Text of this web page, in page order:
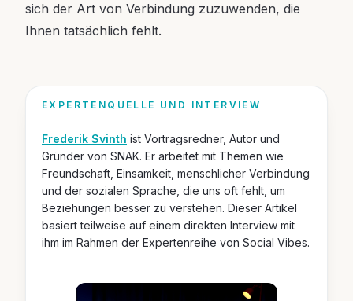
sich der Art von Verbindung zuzuwenden, die
Ihnen tatsächlich fehlt.
EXPERTENQUELLE UND INTERVIEW
Frederik Svinth ist Vortragsredner, Autor und
Gründer von SNAK. Er arbeitet mit Themen wie
Freundschaft, Einsamkeit, menschlicher Verbindung
und der sozialen Sprache, die uns oft fehlt, um
Beziehungen besser zu verstehen. Dieser Artikel
basiert teilweise auf einem direkten Interview mit
ihm im Rahmen der Expertenreihe von Social Vibes.